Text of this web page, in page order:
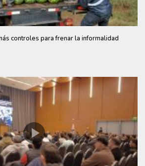
controles para frenar la informalidad